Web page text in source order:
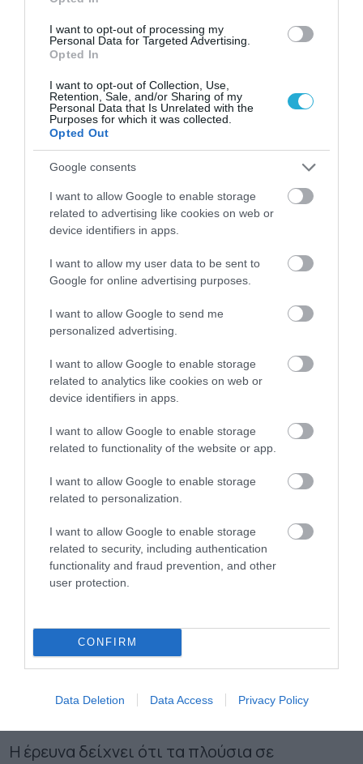
I want to opt-out of processing my
Personal Data for Targeted Advertising.
Opted In
I want to opt-out of Collection, Use,
Retention, Sale, and/or Sharing of my
Personal Data that Is Unrelated with the
Purposes for which it was collected.
Opted Out
Google consents
I want to allow Google to enable storage
related to advertising like cookies on web or
device identifiers in apps.
I want to allow my user data to be sent to
Google for online advertising purposes.
I want to allow Google to send me
personalized advertising.
I want to allow Google to enable storage
related to analytics like cookies on web or
device identifiers in apps.
I want to allow Google to enable storage
related to functionality of the website or app.
I want to allow Google to enable storage
related to personalization.
I want to allow Google to enable storage
related to security, including authentication
functionality and fraud prevention, and other
user protection.
CONFIRM
Data Deletion Data Access Privacy Policy
κατανάλωση 500ml νερού μπορεί να
προκαλέσει αύξηση του μεταβολισμού κατά
30%. Η επίδραση του νερού στο μεταβολισμό
αρχίζει 10 λεπτά μετά την κατάποση,
κορυφώνεται στα 30-40 λεπτά και μπορεί να
διαρκέσει μέχρι και 1 ώρα. Σύμφωνα πάντα με
τη μελέτη, κατανάλωση 1.5 λίτρου νερού
ημερησίως μπορεί να αυξήσει την ημερήσια
δαπάνη ενέργειας κατά 48 θερμίδες.
Τρόφιμα πλούσια σε πρωτεΐνες (αυγά,
μανιτάρια, ψάρια, θαλασσινά, σπόροι chia,
βοηθήσουν στην ενίσχυση του
μεταβολισμού, στη διατήρηση της μυϊκής
μάζας και στην αποτροπή της
βρίσκεται στο ότι τα τρόφιμα πλούσια σε
πρωτεΐνες χωνεύονται πιο αργά συγκριτικά
με τους υδατάνθρακες. Αυτό είναι γνωστό ως
η θερμική επίδραση των τροφίμων ή αλλιώς
αναφέρεται στον αριθμό των θερμίδων που
χρειάζεται το σώμα σας για να αφομοιώσει,
θρεπτικά συστατικά στα γεύματά σας.
Η έρευνα δείχνει ότι τα πλούσια σε